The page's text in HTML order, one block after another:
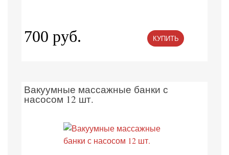
700 руб. КУПИТЬ
Вакуумные массажные банки с
насосом 12 шт.